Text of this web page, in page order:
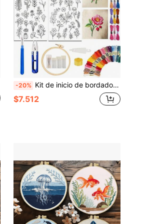
-20% Kit de inicio de bordado para principiantes adultos de 72 piezas, patrones de flores silvestres y hojas con estabilizador soluble en agua preimpresos, incluye aro de bordado, hilo de bordar, agujas de bordar y herramientas
$7.512